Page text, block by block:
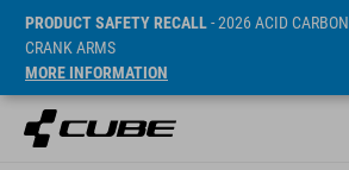
PRODUCT SAFETY RECALL- 2026 ACID
CRANK ARMS
MORE INFORMATION